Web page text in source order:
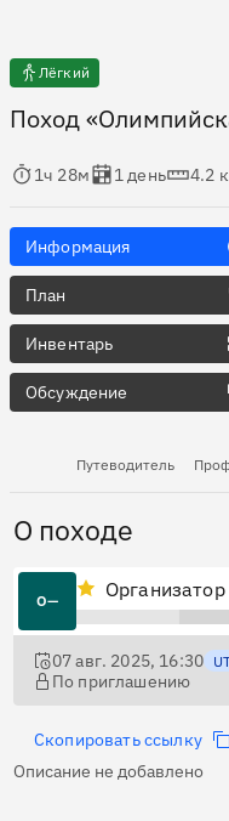
Лёгкий
Поход
в пути
1ч 28м
Оценка в днях
1 день
Дистанция
4.2
Информация
План
Инвентарь
Обсуждение
Путеводитель
О походе
О—
07 авг. 2025, 16:30
По приглашению
Скопировать ссылку
Описание не добавлено